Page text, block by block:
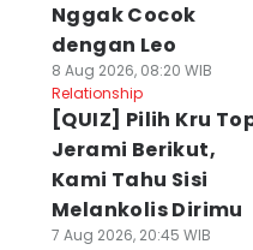
Nggak Cocok
dengan Leo
8 Aug 2026, 08:20 WIB
Relationship
[QUIZ] Pilih Kru
Jerami Berikut,
Kami Tahu Sisi
Melankolis Dirimu
7 Aug 2026, 20:45 WIB